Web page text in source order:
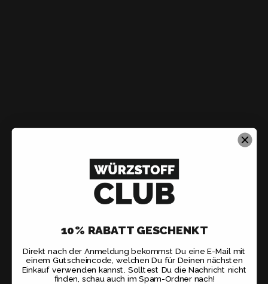
10% RABATT GESCHENKT
Direkt nach der Anmeldung bekommst Du eine E-Mail mit
einem Gutscheincode, welchen Du für Deinen nächsten
Einkauf verwenden kannst. Solltest Du die Nachricht nicht
finden, schau auch im Spam-Ordner nach!